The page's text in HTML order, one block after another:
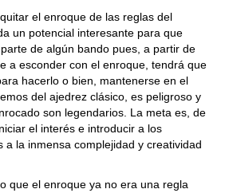
el enroque de las reglas del
un potencial interesante para que
de algún bando pues, a partir de
a esconder con el enroque, tendrá que
hacerlo o bien, mantenerse en el
del ajedrez clásico, es peligroso y
son legendarios. La meta es, de
el interés e introducir a los
a la inmensa complejidad y creatividad
que el enroque ya no era una regla